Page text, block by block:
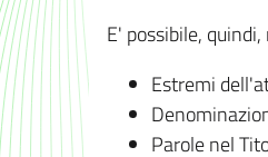
E' possibile,
Estremi
Parole nel